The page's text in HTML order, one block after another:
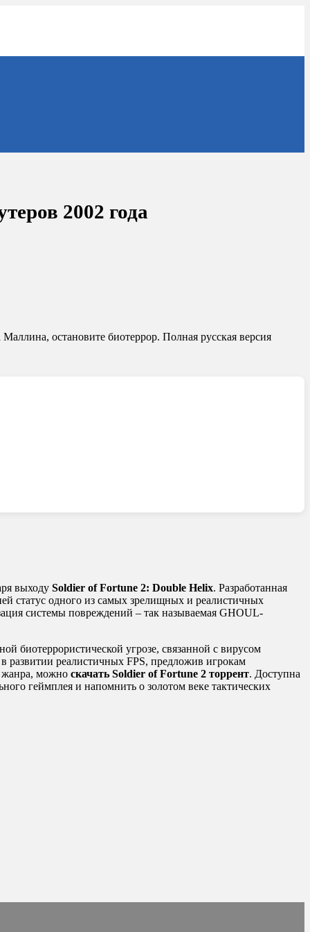
2002 года
остановите биотеррор. Полная русская версия
выходу Soldier of Fortune 2: Double Helix. Разработанная
статус одного из самых зрелищных и реалистичных
системы повреждений – так называемая GHOUL-
биотеррористической угрозе, связанной с вирусом
развитии реалистичных FPS, предложив игрокам
жанра, можно скачать Soldier of Fortune 2 торрент. Доступна
геймплея и напомнить о золотом веке тактических